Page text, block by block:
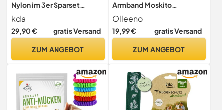
Nylon im 3er Sparset
Nachfüllbar für
Erwaschene, Teenager und
Kinder Familie Outdoor
Insektenschutz Sport
(Einhorn-Hai-Grün)
kda
29,90 € gratis Versand
ZUM ANGEBOT
Armband Moskito
Insektenschutz Armbänder
für Outdoor Camping
Wandern Sport Anti
mit verstellbarem
Nachfüll-Pellets + 1
Anhänger)
Olleeno
19,99 € gratis Versand
ZUM ANGEBOT